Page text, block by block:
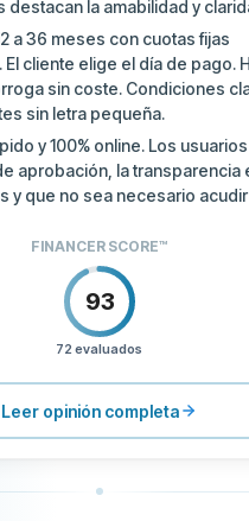
destacan la amabilidad y
a 36 meses con cuotas fijas
El cliente elige el día de pago.
sin coste. Condiciones
sin letra pequeña.
y 100% online. Los
aprobación, la transparencia
y que no sea necesario acudir
FINANCER SCORE™
93
72 evaluados
Leer opinión completa